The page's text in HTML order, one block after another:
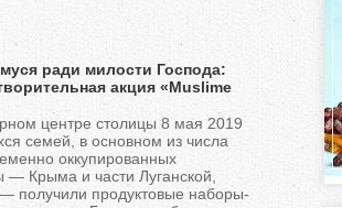
ради милости Господа:
акция «Muslime
центре столицы 8 мая 2019
семей, в основном из числа
оккупированных
— Крыма и части Луганской,
получили продуктовые наборы-